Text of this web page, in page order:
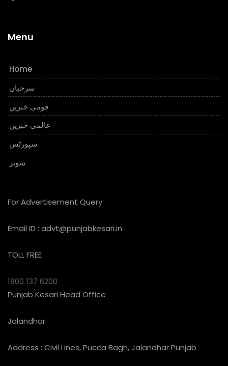
Menu
Home
سرخیاں
قومی خبریں
عالمی خبریں
سپورٹس
شوبز
For Advertisement Query
Email ID : advt@punjabkesari.in
TOLL FREE
1800 137 6200
Punjab Kesari Head Office
Jalandhar
Address : Civil Lines, Pucca Bagh, Jalandhar Punjab